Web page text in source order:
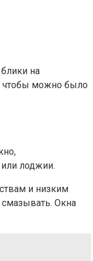
на
чтобы можно было
лоджии.
и низким
Окна